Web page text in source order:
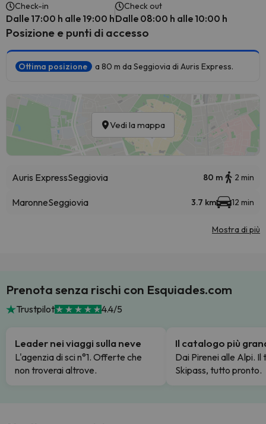
Check-in
Dalle 17:00 h alle 19:00 h
Check out
Dalle 08:00 h alle 10:00 h
Posizione e punti di accesso
Ottima posizione a 80 m da Seggiovia di Auris Express.
Vedi la mappa
Auris ExpressSeggiovia 80 m 2 min
MaronneSeggiovia 3.7 km 12 min
Mostra di più
Prenota senza rischi con Esquiades.com
Trustpilot 4.4/5
Leader nei viaggi sulla neve
L'agenzia di sci n°1. Offerte che
non troverai altrove.
Il catalogo più
Dai Pirenei alle Alpi. Il
Skipass, tutto pronto.